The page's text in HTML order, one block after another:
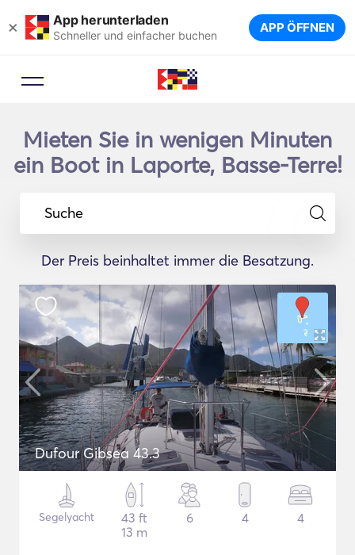
× App herunterladen
Schneller und einfacher buchen APP ÖFFNEN
Mieten Sie in wenigen Minuten
ein Boot in Laporte, Basse-Terre!
Suche
Der Preis beinhaltet immer die Besatzung.
Dufour Gibsea 43.3
Segelyacht
43 ft
13 m
6 4 4